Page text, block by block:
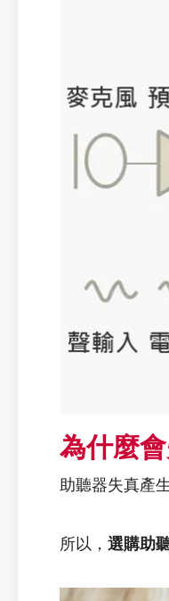
為什麼
助聽器失真產
所以，選購助